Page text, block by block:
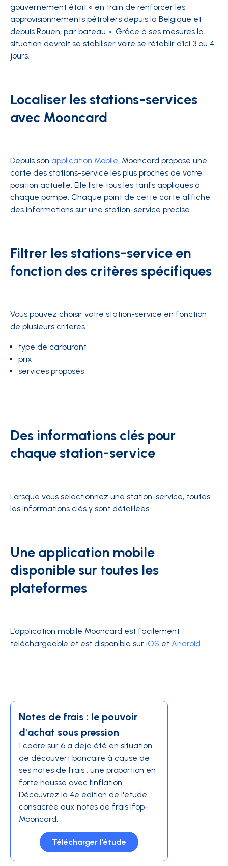
gouvernement était « en train de renforcer les
approvisionnements pétroliers depuis la Belgique et
depuis Rouen, par bateau ». Grâce à ses mesures la
situation devrait se stabiliser voire se rétablir d’ici 3 ou 4
jours.
Localiser les stations-services
avec Mooncard
Depuis son application Mobile, Mooncard propose une
carte des stations-service les plus proches de votre
position actuelle. Elle liste tous les tarifs appliqués à
chaque pompe. Chaque point de cette carte affiche
des informations sur une station-service précise.
Filtrer les stations-service en
fonction des critères spécifiques
Vous pouvez choisir votre station-service en fonction
de plusieurs critères :
type de carburant
prix
services proposés
Des informations clés pour
chaque station-service
Lorsque vous sélectionnez une station-service, toutes
les informations clés y sont détaillées.
Une application mobile
disponible sur toutes les
plateformes
L’application mobile Mooncard est facilement
téléchargeable et est disponible sur iOS et Android.
Notes de frais : le pouvoir
d'achat sous pression
1 cadre sur 6 a déjà été en situation
de découvert bancaire à cause de
ses notes de frais : une proportion en
forte hausse avec l’inflation.
Découvrez la 4e édition de l'étude
consacrée aux notes de frais Ifop-
Mooncard.
Télécharger l'étude